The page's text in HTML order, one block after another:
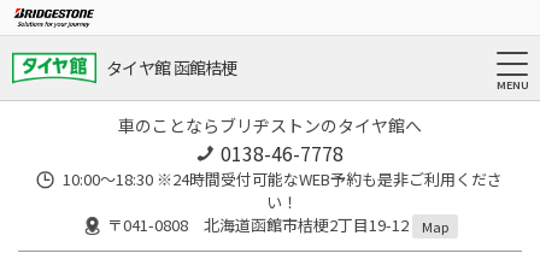
タイヤ館 函館桔梗
車のことならブリヂストンのタイヤ館へ
0138-46-7778
10:00～18:30 ※24時間受付可能なWEB予約も是非ご利用くださ
い！
〒041-0808 北海道函館市桔梗2丁目19-12
Map